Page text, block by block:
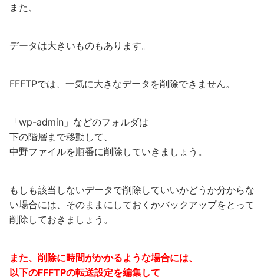
また、
データは大きいものもあります。
FFFTPでは、一気に大きなデータを削除できません。
「wp-admin」などのフォルダは
下の階層まで移動して、
中野ファイルを順番に削除していきましょう。
もしも該当しないデータで削除していいかどうか分からな
い場合には、そのままにしておくかバックアップをとって
削除しておきましょう。
また、削除に時間がかかるような場合には、
以下のFFFTPの転送設定を編集して